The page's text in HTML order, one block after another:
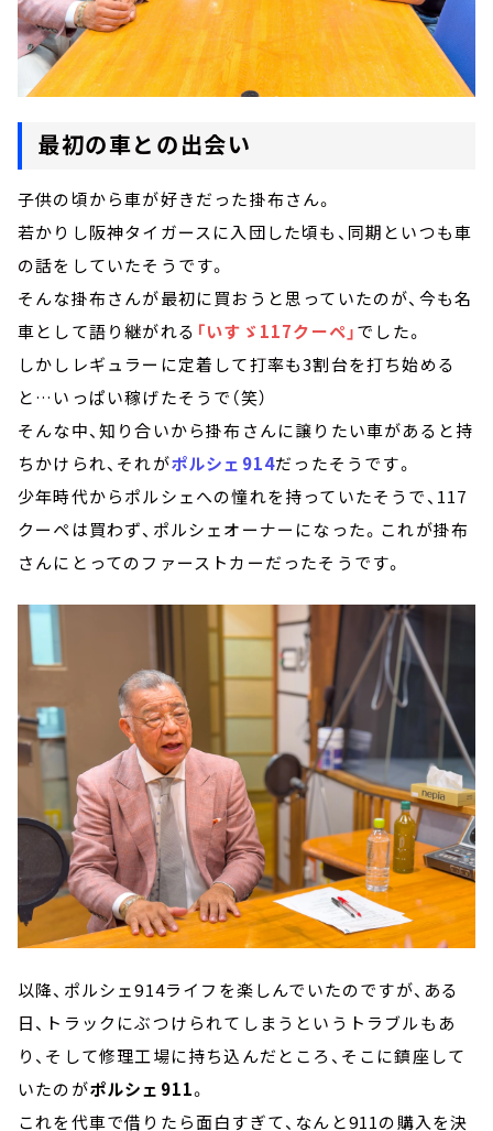
最初の車との出会い
子供の頃から車が好きだった掛布さん。
若かりし阪神タイガースに入団した頃も、同期といつも車
の話をしていたそうです。
そんな掛布さんが最初に買おうと思っていたのが、今も名
車として語り継がれる 「いすゞ117クーペ」でした。
しかしレギュラーに定着して打率も3割台を打ち始める
と…いっぱい稼げたそうで（笑）
そんな中、知り合いから掛布さんに譲りたい車があると持
ちかけられ、それがポルシェ914だったそうです。
少年時代からポルシェへの憧れを持っていたそうで、117
クーペは買わず、ポルシェオーナーになった。これが掛布
さんにとってのファーストカーだったそうです。
以降、ポルシェ914ライフを楽しんでいたのですが、ある
日、トラックにぶつけられてしまうというトラブルもあ
り、そして修理工場に持ち込んだところ、そこに鎮座して
いたのがポルシェ911。
これを代車で借りたら面白すぎて、なんと911の購入を決